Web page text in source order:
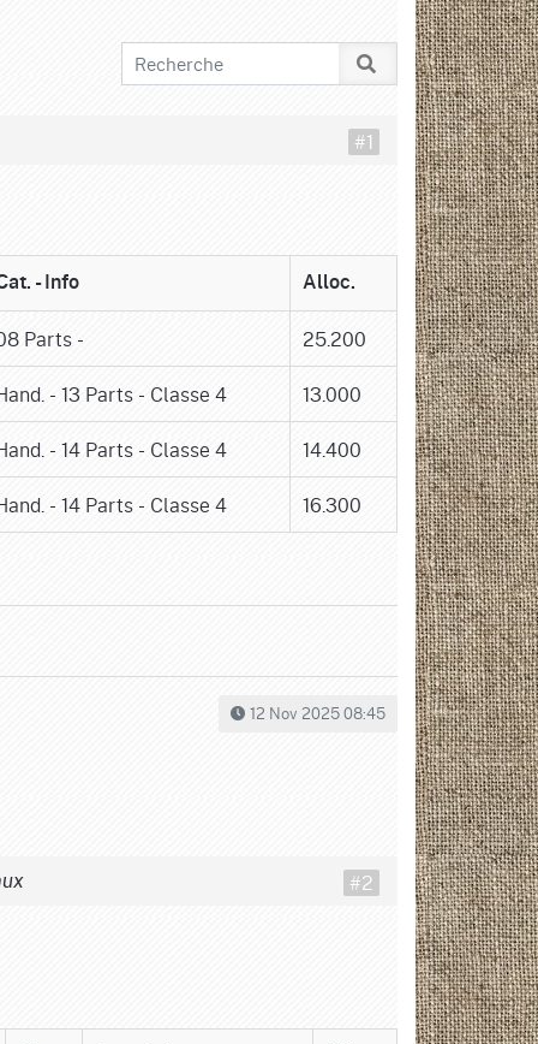
- Info Alloc.
Parts -
25.200
- 13 Parts - Classe 4
13.000
- 14 Parts - Classe 4
14.400
- 14 Parts - Classe 4
16.300
12 Nov 2025 08:45
#1
#2